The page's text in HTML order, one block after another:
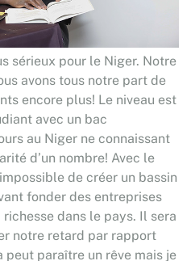
sérieux pour le Niger. Notre
avons tous notre part de
encore plus! Le niveau est
avec un bac
au Niger ne connaissant
d’un nombre! Avec le
de créer un bassin
fonder des entreprises
dans le pays. Il sera
notre retard par rapport
peut paraître un rêve mais je